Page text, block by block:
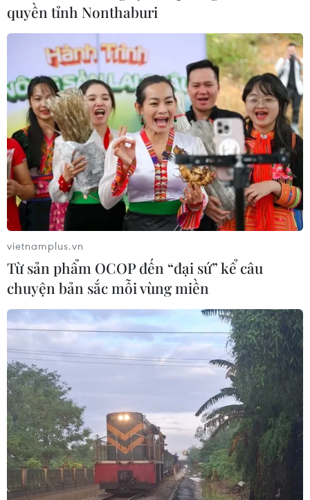
CPTPP: Cánh cửa lớn nhưng nhiều thách
thức đối với Việt Nam
13/01/2019 03:20
Ngày 14/1/2019, Hiệp định đối tác toàn diện và tiến bộ
xuyên Thái Bình Dương (CPTPP) sẽ chính thức có hiệu lực
với Việt Nam, hứa hẹn mở ra cơ hội đẩy mạnh xuất
khẩu cho nhiều ngành hàng.
Hiệp đinh CPTPP chính thức có
hiệu lực với Việt Nam từ 14/1
14/01/2019 03:56
Ngày 14/1/2019, Hiệp định CPTPP sẽ chính thức có hiệu
lực với Việt Nam, hứa hẹn mở ra cơ hội đẩy mạnh xuất
quyền tỉnh Nonthaburi
vietnamplus.vn
Từ sản phẩm OCOP đến “đại sứ” kể câu
chuyện bản sắc mỗi vùng miền